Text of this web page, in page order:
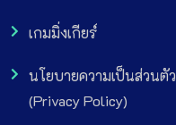
เกมมิ่งเกียร์
นโยบายความเป็นส่วนตัว
(Privacy Policy)